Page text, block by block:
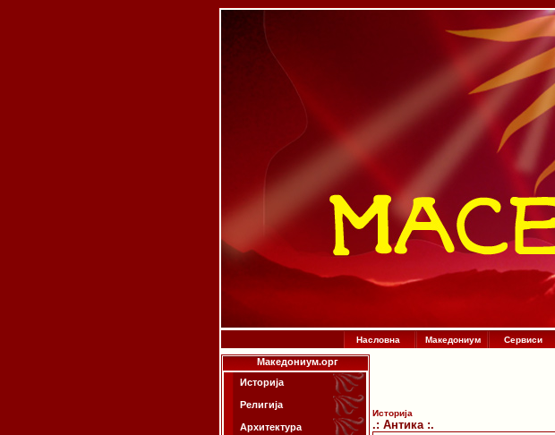
Насловна Македониум Сервиси
Македониум.орг
Историја
Религија
Архитектура
Историја
.: Антика :.